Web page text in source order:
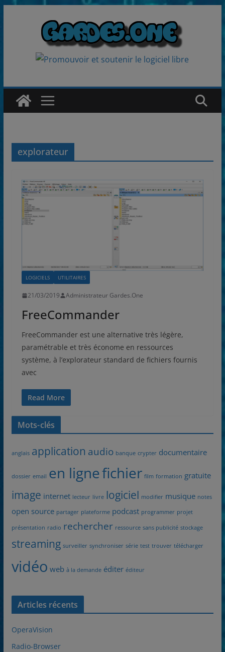
explorateur
LOGICIELS UTILITAIRES
21/03/2019 Administrateur Gardes.One
FreeCommander
FreeCommander est une alternative très légère,
paramétrable et très économe en ressources
système, à l’explorateur standard de fichiers fournis
avec
Read More
Mots-clés
anglais application audio banque crypter documentaire
dossier email en lignefichier film formation gratuite
image internet lecteur livre logiciel modifier musique notes
open source partager plateforme podcast programmer projet
présentation radio rechercher ressource sans publicité stockage
streaming surveiller synchroniser série test trouver télécharger
vidéo web à la demande éditer éditeur
Articles récents
OperaVision
Radio-Browser